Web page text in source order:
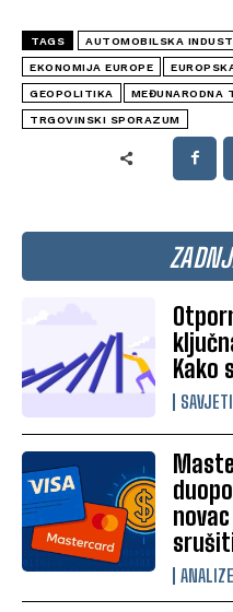
Kako
SAVJETI
ANALIZE
TAGS AUTOMOBILSKA
EKONOMIJA EUROPE
GEOPOLITIKA MEĐUNARODNA
TRGOVINSKI SPORAZUM